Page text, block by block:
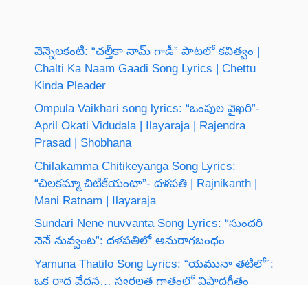
వెన్నెలకంటి: “చల్తీకా నామ్ గాడీ” పాటలో కవిత్వం |
Chalti Ka Naam Gaadi Song Lyrics | Chettu
Kinda Pleader
Ompula Vaikhari song lyrics: “ఒంపుల వైఖరి”-
April Okati Vidudala | Ilayaraja | Rajendra
Prasad | Shobhana
Chilakamma Chitikeyanga Song Lyrics:
“చిలకమ్మా చిటికేయంటా”- దళపతి | Rajnikanth |
Mani Ratnam | Ilayaraja
Sundari Nene nuvvanta Song Lyrics: “సుందరి
నెనే నువ్వంట”: దళపతిలో అనురాగబంధం
Yamuna Thatilo Song Lyrics: “యమునా తటిలో”:
ఒక రాధ వేదన… స్వర్ణలత గాత్రంలో విషాదగీతం